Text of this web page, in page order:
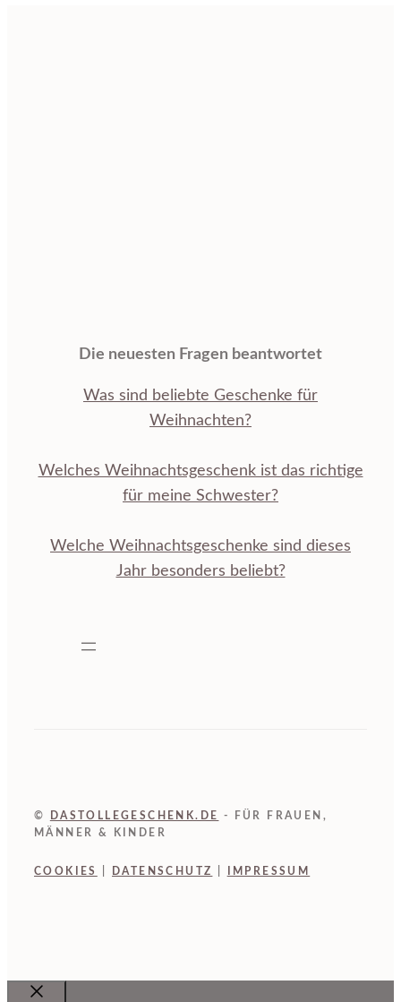
Die neuesten Fragen beantwortet
Was sind beliebte Geschenke für
Weihnachten?
Welches Weihnachtsgeschenk ist das richtige
für meine Schwester?
Welche Weihnachtsgeschenke sind dieses
Jahr besonders beliebt?
© DASTOLLEGESCHENK.DE
- FÜR FRAUEN,
MÄNNER & KINDER
COOKIES DATENSCHUTZ IMPRESSUM